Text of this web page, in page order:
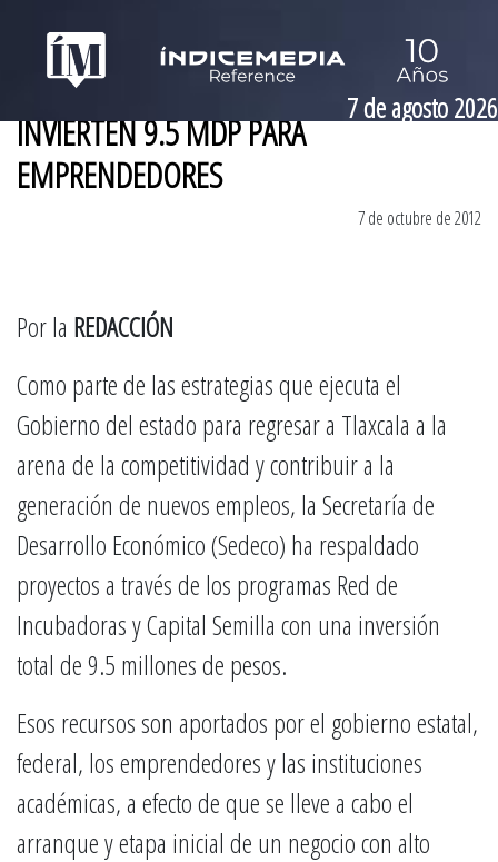
7 de agosto 2026
INVIERTEN 9.5 MDP PARA
EMPRENDEDORES
7 de octubre de 2012
Por la REDACCIÓN
Como parte de las estrategias que ejecuta el
Gobierno del estado para regresar a Tlaxcala a la
arena de la competitividad y contribuir a la
generación de nuevos empleos, la Secretaría de
Desarrollo Económico (Sedeco) ha respaldado
proyectos a través de los programas Red de
Incubadoras y Capital Semilla con una inversión
total de 9.5 millones de pesos.
Esos recursos son aportados por el gobierno estatal,
federal, los emprendedores y las instituciones
académicas, a efecto de que se lleve a cabo el
arranque y etapa inicial de un negocio con alto